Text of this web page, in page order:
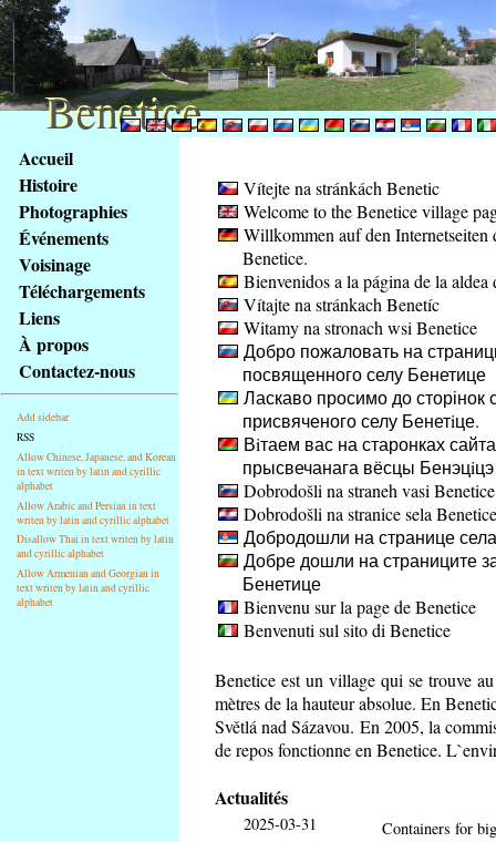
obsah
stránky
Klávesové
zkratky
tomto
webu
základní
Hlavní
strana
Accueil
Histoire
Photographies
Événements
Voisinage
Téléchargements
Liens
À propos
Contactez-nous
Add sidebar
RSS
Allow Chinese, Japanese, and Korean
in text writen by latin and cyrillic
alphabet
Allow Arabic and Persian in text
writen by latin and cyrillic alphabet
Disallow Thai in text writen by latin
and cyrillic alphabet
Allow Armenian and Georgian in
text writen by latin and cyrillic
alphabet
Vítejte na stránkách Benetic
Welcome to the Benetice village
Willkommen auf den Internetseiten
Benetice.
Bienvenidos a la página de la aldea
Vítajte na stránkach Benetíc
Witamy na stronach wsi Benetice
Добро пожаловать на
посвященного селу Бенетице
Ласкаво просимо до сторінок
присвяченого селу Бенетiце.
Вiтаем вас на старонках
прысвечанага вёсцы Бенэцiцэ
Dobrodošli na straneh vasi Benetice
Dobrodošli na stranice sela Benetice
Добродошли на странице
Добре дошли на страниците
Бенетице
Bienvenu sur la page de Benetice
Benvenuti sul sito di Benetice
Benetice est un village qui se trouve
mètres de la hauteur absolue. En
Světlá nad Sázavou. En 2005, la
de repos fonctionne en Benetice.
Actualités
2025-03-31
Containers for
Benetice
Benetice